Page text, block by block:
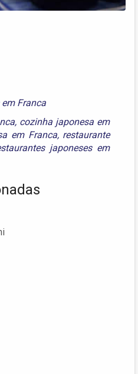
Franca
, cozinha japonesa em
em Franca, restaurante
japoneses em